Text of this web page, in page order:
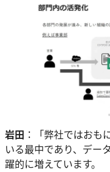
岩田 ：「弊社ではおも
いる最中であり、デー
躍的に増えています。